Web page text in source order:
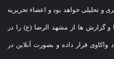
تحلیلی خواهد بود و اعضاء تحریریه
و گزارش ها از مشهد الرضا (ع) را در
قرار داده و بصورت آنلاین در